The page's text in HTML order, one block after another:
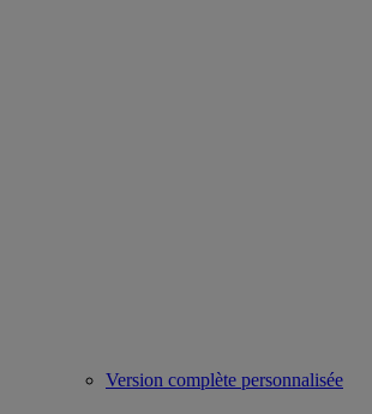
Version complète personnalisée